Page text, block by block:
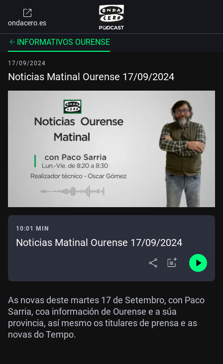
ondacero.es
INFORMATIVOS OURENSE
17/09/2024
Noticias Matinal Ourense 17/09/2024
10:01 MIN
Noticias Matinal Ourense 17/09/2024
As novas deste martes 17 de Setembro, con Paco
Sarria, coa información de Ourense e a súa
provincia, así mesmo os titulares de prensa e as
novas do Tempo.